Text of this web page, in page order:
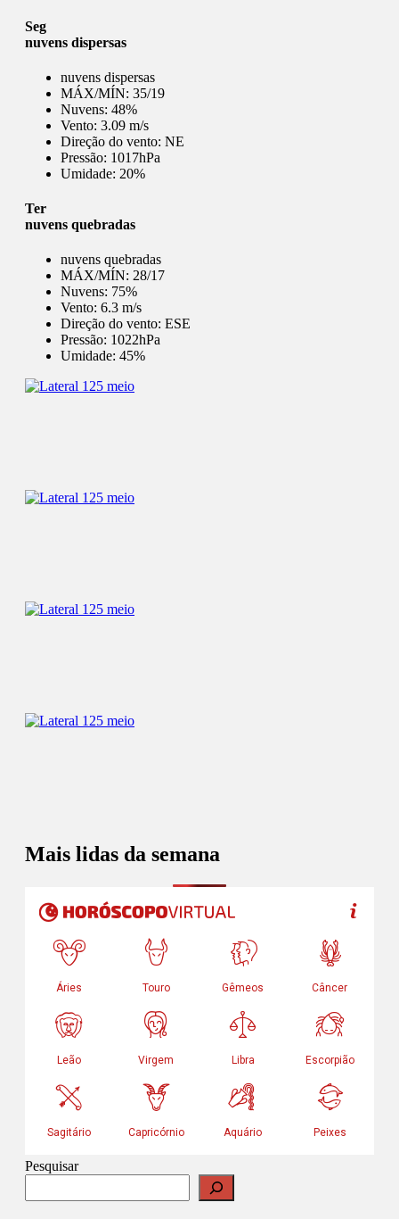
Seg
nuvens dispersas
nuvens dispersas
MÁX/MÍN: 35/19
Nuvens: 48%
Vento: 3.09 m/s
Direção do vento: NE
Pressão: 1017hPa
Umidade: 20%
Ter
nuvens quebradas
nuvens quebradas
MÁX/MÍN: 28/17
Nuvens: 75%
Vento: 6.3 m/s
Direção do vento: ESE
Pressão: 1022hPa
Umidade: 45%
Mais lidas da semana
Pesquisar